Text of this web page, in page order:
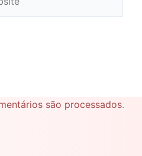
são processados.